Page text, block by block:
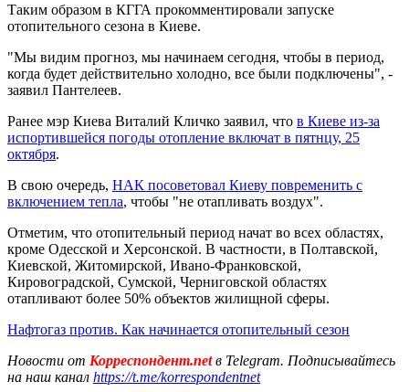
Таким образом в КГГА прокомментировали запуске
отопительного сезона в Киеве.
"Мы видим прогноз, мы начинаем сегодня, чтобы в период,
когда будет действительно холодно, все были подключены", -
заявил Пантелеев.
Ранее мэр Киева Виталий Кличко заявил, что в Киеве из-за
испортившейся погоды отопление включат в пятнцу, 25
октября.
В свою очередь, НАК посоветовал Киеву повременить с
включением тепла, чтобы "не отапливать воздух".
Отметим, что отопительный период начат во всех областях,
кроме Одесской и Херсонской. В частности, в Полтавской,
Киевской, Житомирской, Ивано-Франковской,
Кировоградской, Сумской, Черниговской областях
отапливают более 50% объектов жилищной сферы.
Нафтогаз против. Как начинается отопительный сезон
Новости от Корреспондент.netв Telegram. Подписывайтесь
на наш канал https://t.me/korrespondentnet